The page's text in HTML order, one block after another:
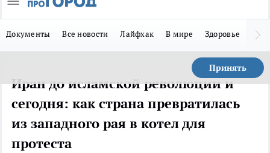
Документы Все новости Лайфхак В мире Здоровье
Принять
Иран до исламской революции и
сегодня: как страна превратилась
из западного рая в котел для
протеста